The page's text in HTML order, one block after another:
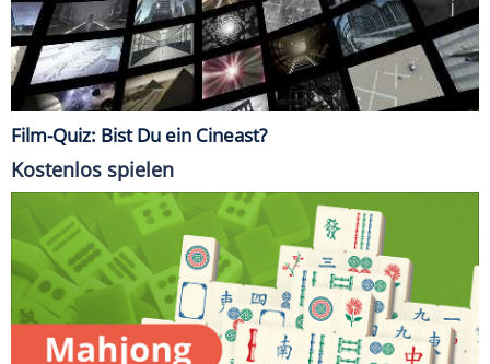
Film-Quiz: Bist Du ein Cineast?
Kostenlos spielen